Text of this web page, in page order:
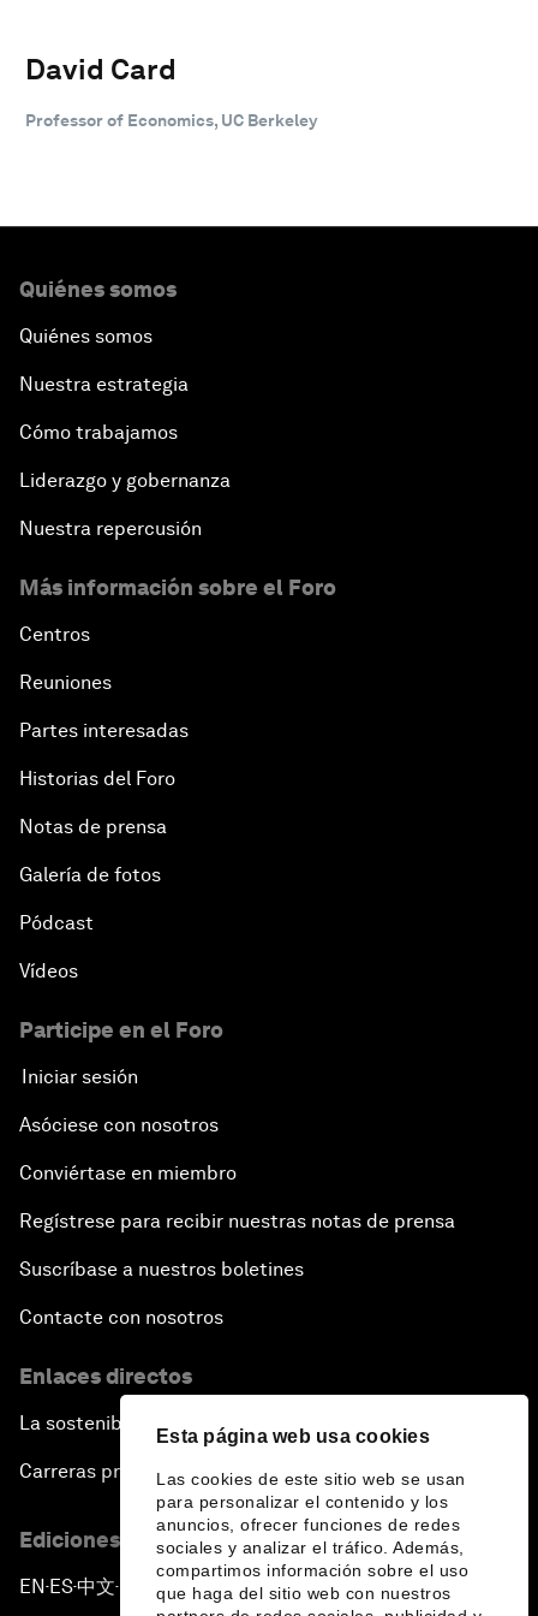
Esta página web usa cookies
Las cookies de este sitio web se usan
para personalizar el contenido y los
anuncios, ofrecer funciones de redes
sociales y analizar el tráfico. Además,
compartimos información sobre el uso
que haga del sitio web con nuestros
David Card
Professor of Economics, UC Berkeley
Quiénes somos
Quiénes somos
Nuestra estrategia
Cómo trabajamos
Liderazgo y gobernanza
Nuestra repercusión
Más información sobre el Foro
Centros
Reuniones
Partes interesadas
Historias del Foro
Notas de prensa
Galería de fotos
Pódcast
Vídeos
Participe en el Foro
Iniciar sesión
Asóciese con nosotros
Conviértase en miembro
Regístrese para recibir nuestras notas de prensa
Suscríbase a nuestros boletines
Contacte con nosotros
Enlaces directos
La sostenibilidad en el Foro
Carreras profesionales
Ediciones en otros idiomas
EN ▪ES▪中文▪ 日本語